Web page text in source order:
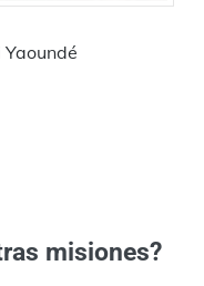
misiones?